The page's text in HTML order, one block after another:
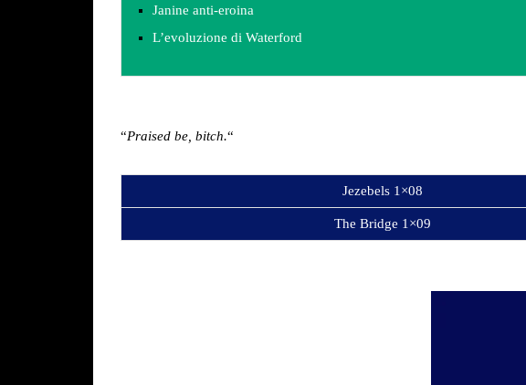
Janine anti-eroina
L’evoluzione di Waterford
“Praised be, bitch.“
Jezebels 1×08
The Bridge 1×09